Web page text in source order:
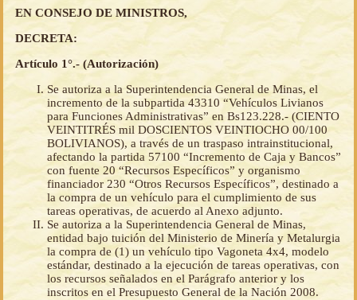
EN CONSEJO DE MINISTROS,
DECRETA:
Artículo 1°.- (Autorización)
Se autoriza a la Superintendencia General de Minas, el
incremento de la subpartida 43310 “Vehículos Livianos
para Funciones Administrativas” en Bs123.228.- (CIENTO
VEINTITRÉS mil DOSCIENTOS VEINTIOCHO 00/100
BOLIVIANOS), a través de un traspaso intrainstitucional,
afectando la partida 57100 “Incremento de Caja y Bancos”
con fuente 20 “Recursos Específicos” y organismo
financiador 230 “Otros Recursos Específicos”, destinado a
la compra de un vehículo para el cumplimiento de sus
tareas operativas, de acuerdo al Anexo adjunto.
Se autoriza a la Superintendencia General de Minas,
entidad bajo tuición del Ministerio de Minería y Metalurgia
la compra de (1) un vehículo tipo Vagoneta 4x4, modelo
estándar, destinado a la ejecución de tareas operativas, con
los recursos señalados en el Parágrafo anterior y los
inscritos en el Presupuesto General de la Nación 2008.